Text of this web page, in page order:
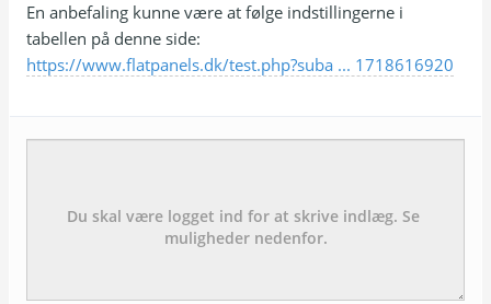
En anbefaling kunne være at følge indstillingerne i
tabellen på denne side:
https://www.flatpanels.dk/test.php?suba ... 1718616920